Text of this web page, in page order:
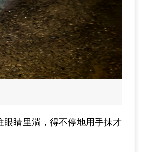
眼睛里淌，得不停地用手抹才